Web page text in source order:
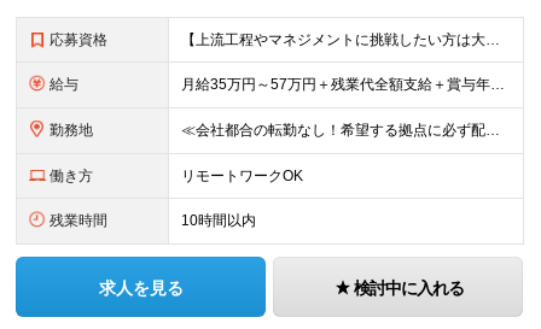
応募資格 【上流工程やマネジメントに挑戦したい方は大歓迎です！】 ★インフラエンジニアとしての実務経験をお持ちの方 ★上記に加え、下記いずれかに該当する方 ・チームのリーダー／サブリーダーの経験をお持ちの方 ・
給与 月給35万円～57万円＋残業代全額支給＋賞与年3.45ヵ月(リーダー経験者) 月給32万円～43万円＋残業代全額支給＋賞与年3.45ヵ月(実務経験者) 入社時想定年収： 490万円～798万円(リー
勤務地 ≪会社都合の転勤なし！希望する拠点に必ず配属します。新潟Uターン・Iターン大歓迎！≫ 首都圏(東京、神奈川、千葉、埼玉)または新潟市、長岡市周辺のお客様先または各拠点での勤務となります。 ■東京支社
働き方 リモートワークOK
残業時間 10時間以内
求人を見る 検討中に入れる